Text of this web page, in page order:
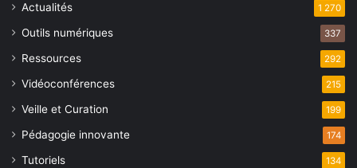
Actualités 1 270
Outils numériques 337
Ressources 292
Vidéoconférences 215
Veille et Curation 199
Pédagogie innovante 174
Tutoriels 134